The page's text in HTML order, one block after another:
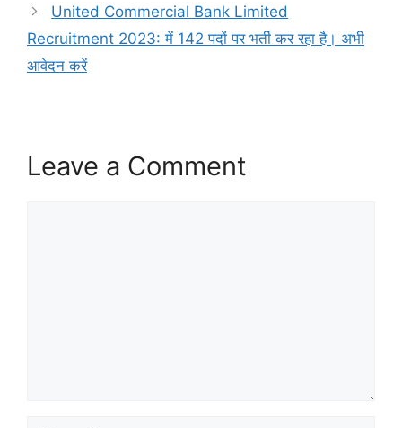
United Commercial Bank Limited
Recruitment 2023: में 142 पदों पर भर्ती कर रहा है। अभी
आवेदन करें
Leave a Comment